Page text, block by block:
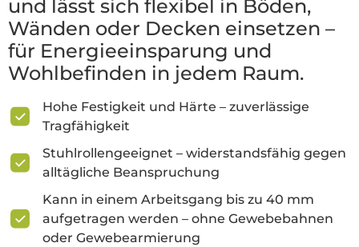
und lässt sich flexibel in Böden,
Wänden oder Decken einsetzen –
für Energieeinsparung und
Wohlbefinden in jedem Raum.
Hohe Festigkeit und Härte – zuverlässige
Tragfähigkeit
Stuhlrollengeeignet – widerstandsfähig gegen
alltägliche Beanspruchung
Kann in einem Arbeitsgang bis zu 40 mm
aufgetragen werden – ohne Gewebebahnen
oder Gewebearmierung